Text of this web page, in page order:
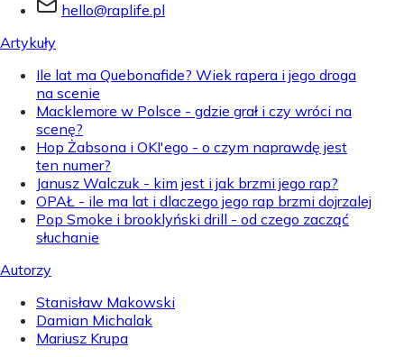
hello@raplife.pl
Artykuły
Ile lat ma Quebonafide? Wiek rapera i jego droga
na scenie
Macklemore w Polsce - gdzie grał i czy wróci na
scenę?
Hop Żabsona i OKI'ego - o czym naprawdę jest
ten numer?
Janusz Walczuk - kim jest i jak brzmi jego rap?
OPAŁ - ile ma lat i dlaczego jego rap brzmi dojrzalej
Pop Smoke i brooklyński drill - od czego zacząć
słuchanie
Autorzy
Stanisław Makowski
Damian Michalak
Mariusz Krupa